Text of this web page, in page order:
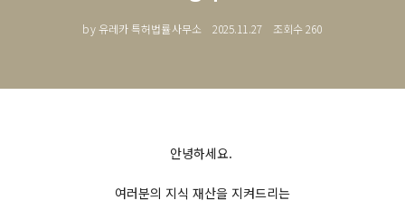
by 유레카 특허법률사무소 2025.11.27 조회수260
안녕하세요.
여러분의 지식 재산을 지켜드리는